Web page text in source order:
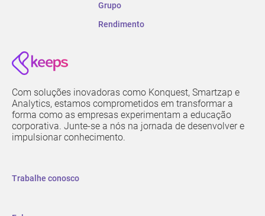
Grupo
Rendimento
Com soluções inovadoras como Konquest, Smartzap e
Analytics, estamos comprometidos em transformar a
forma como as empresas experimentam a educação
corporativa. Junte-se a nós na jornada de desenvolver e
impulsionar conhecimento.
Trabalhe conosco